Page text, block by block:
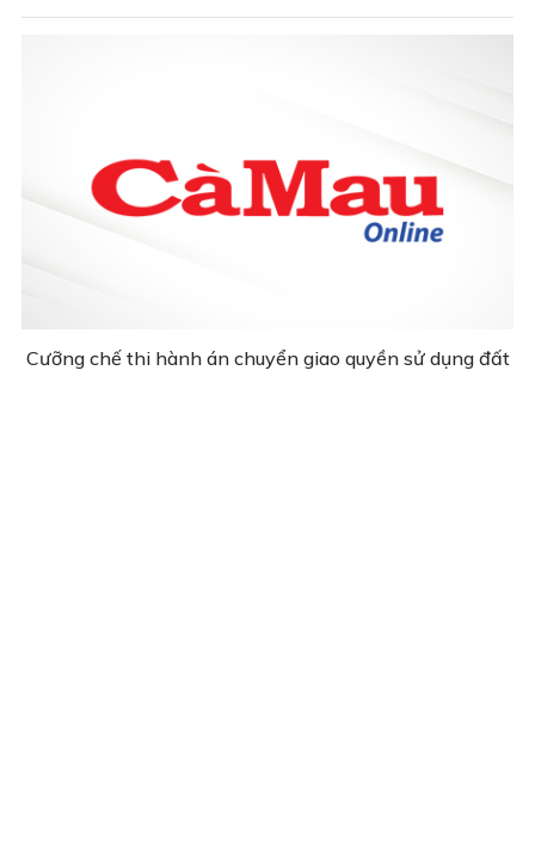
Cưỡng chế thi hành án chuyển giao quyền sử dụng đất